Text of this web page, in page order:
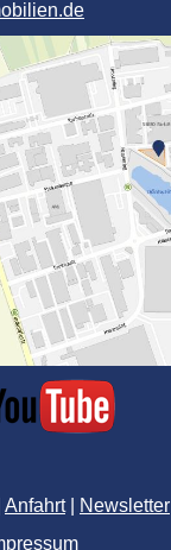
Anfahrt|
Newsletter